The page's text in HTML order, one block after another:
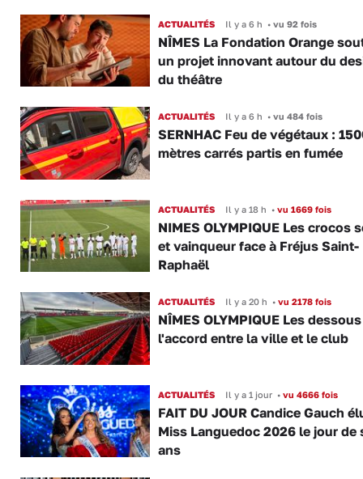
ACTUALITÉS Il y a 6 h •vu 92 fois
NÎMES La Fondation Orange
un projet innovant autour du
du théâtre
ACTUALITÉS Il y a 6 h •vu 484 fois
SERNHAC Feu de végétaux :
mètres carrés partis en fumée
ACTUALITÉS Il y a 18 h •vu 1669 fois
NIMES OLYMPIQUE Les crocos
et vainqueur face à Fréjus Saint-
Raphaël
ACTUALITÉS Il y a 20 h •vu 2178 fois
NÎMES OLYMPIQUE Les
l'accord entre la ville et le club
ACTUALITÉS Il y a 1 jour •vu 4666 fois
FAIT DU JOUR Candice Gauch
Miss Languedoc 2026 le jour de
ans